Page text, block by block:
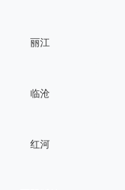
丽江
临沧
红河